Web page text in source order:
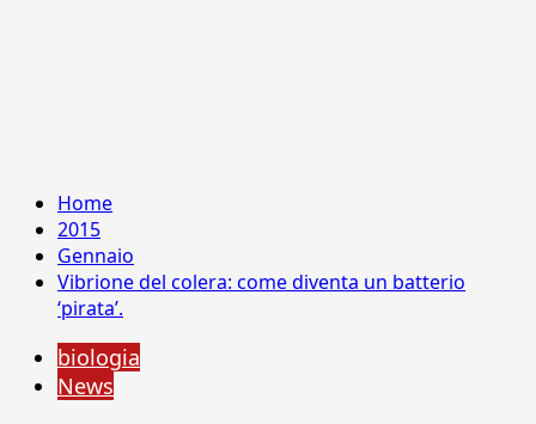
Home
2015
Gennaio
Vibrione del colera: come diventa un batterio
‘pirata’.
biologia
News